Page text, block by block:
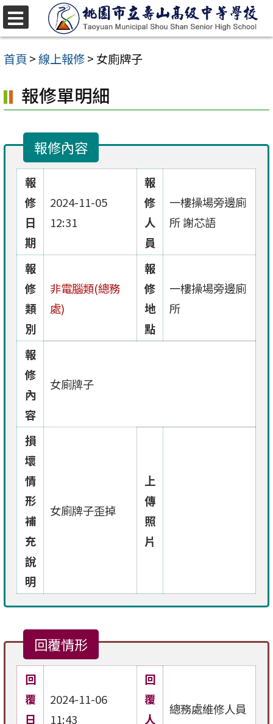
跳
至
主
內
容
首頁 >線上報修> 女廁牌子
報修單明細
報修內容
報
修
日
期
2024-11-05
12:31
報
修
人
員
一樓操場旁邊廁
所 謝芯語
報
修
類
別
非電腦類(總務
處)
報
修
地
點
一樓操場旁邊廁
所
報
修
內
容
女廁牌子
損
壞
情
形
補
充
說
明
女廁牌子歪掉
上
傳
照
片
回覆情形
回
覆
日
2024-11-06
11:43
回
覆
人
總務處維修人員
選
單